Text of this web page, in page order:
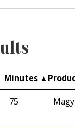
Minutes ▲
75